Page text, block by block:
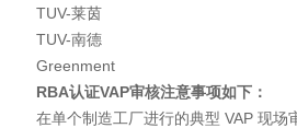
TUV-莱茵
TUV-南德
Greenment
RBA认证VAP审核注意事项如下：
在单个制造工厂进行的典型 VAP 现场审